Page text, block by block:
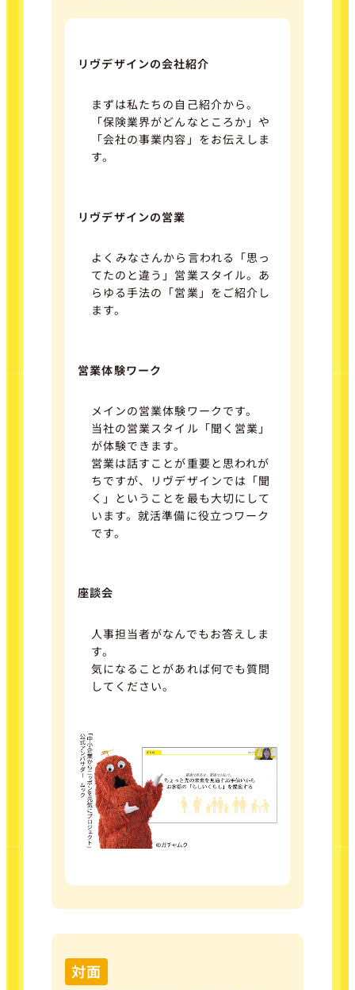
リヴデザインの会社紹介
まずは私たちの自己紹介から。
「保険業界がどんなところか」や
「会社の事業内容」をお伝えしま
す。
リヴデザインの営業
よくみなさんから言われる「思っ
てたのと違う」営業スタイル。あ
らゆる手法の「営業」をご紹介し
ます。
営業体験ワーク
メインの営業体験ワークです。
当社の営業スタイル「聞く営業」
が体験できます。
営業は話すことが重要と思われが
ちですが、リヴデザインでは「聞
く」ということを最も大切にして
います。就活準備に役立つワーク
です。
座談会
人事担当者がなんでもお答えしま
す。
気になることがあれば何でも質問
してください。
対面